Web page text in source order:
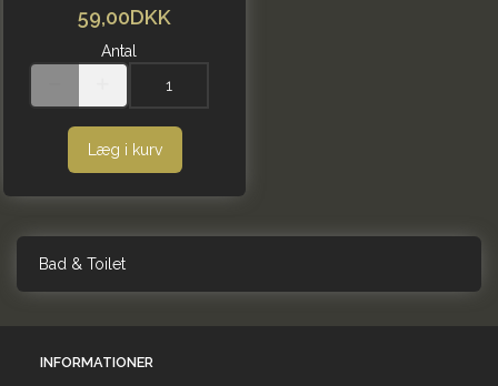
59,00DKK
Antal
Læg i kurv
Bad & Toilet
INFORMATIONER